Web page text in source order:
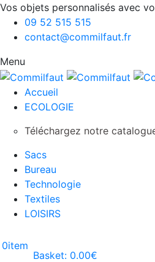
Vos objets personnalisés avec
09 52 515 515
contact@commilfaut.fr
Menu
Accueil
ECOLOGIE
Téléchargez notre
Sacs
Bureau
Technologie
Textiles
LOISIRS
0item
Basket: 0.00€